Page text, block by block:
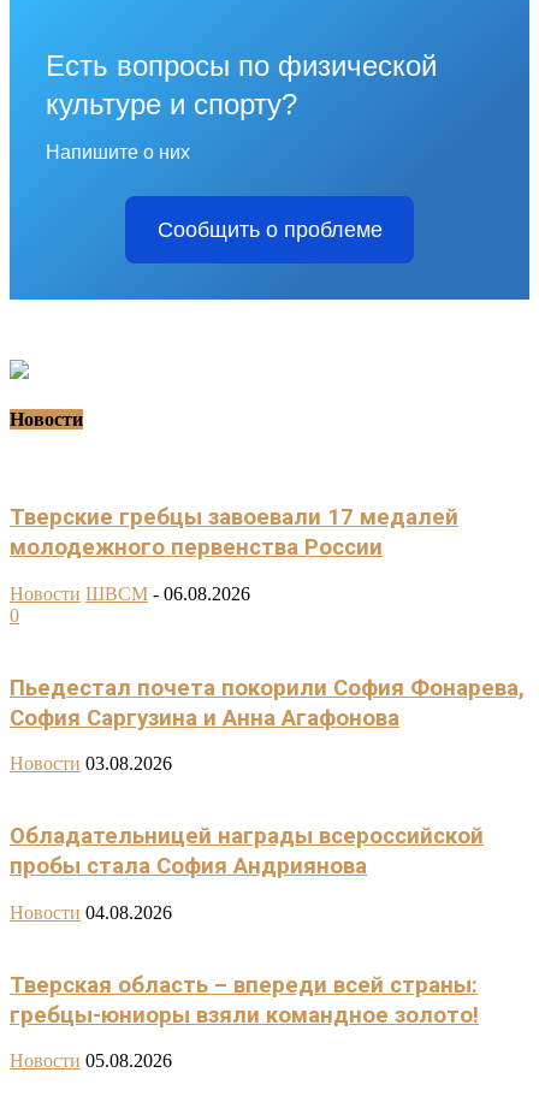
Есть вопросы по физической
культуре и спорту?
Напишите о них
Сообщить о проблеме
Новости
Тверские гребцы завоевали 17 медалей
молодежного первенства России
Новости ШВСМ - 06.08.2026
0
Пьедестал почета покорили София Фонарева,
София Саргузина и Анна Агафонова
Новости 03.08.2026
Обладательницей награды всероссийской
пробы стала София Андриянова
Новости 04.08.2026
Тверская область – впереди всей страны:
гребцы-юниоры взяли командное золото!
Новости 05.08.2026